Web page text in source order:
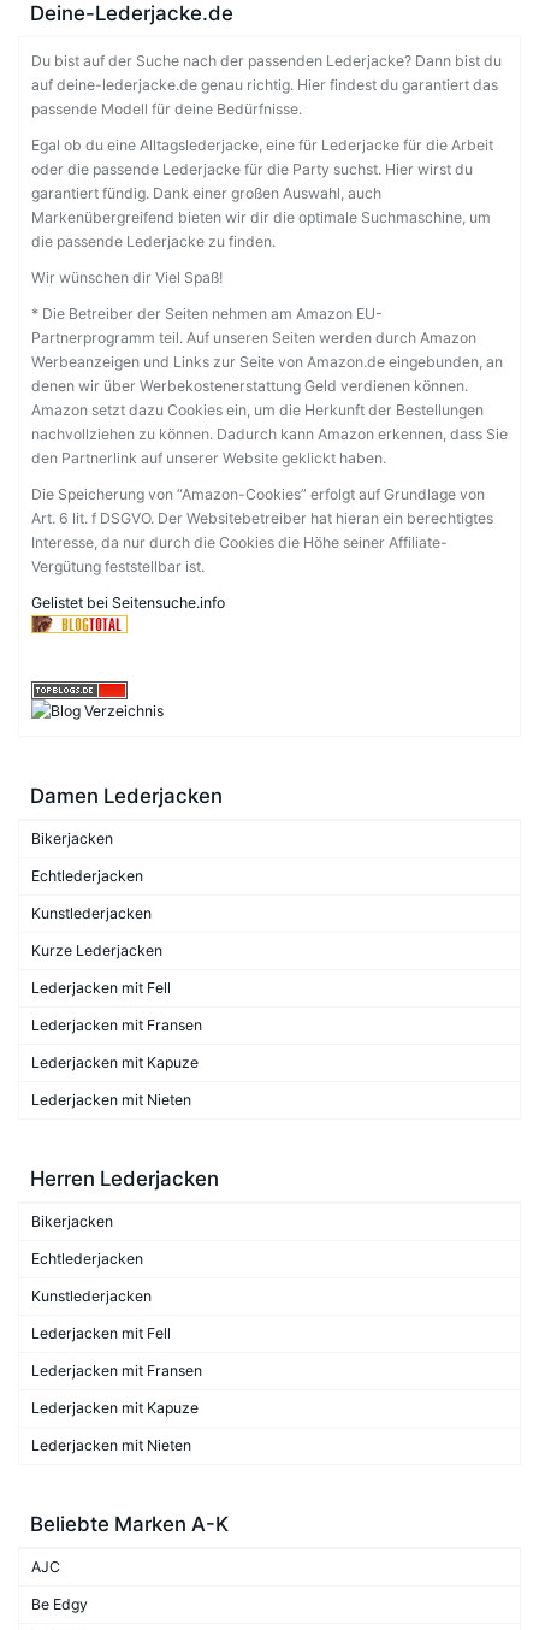
Deine-Lederjacke.de
Du bist auf der Suche nach der passenden Lederjacke? Dann bist du
auf deine-lederjacke.de genau richtig. Hier findest du garantiert das
passende Modell für deine Bedürfnisse.
Egal ob du eine Alltagslederjacke, eine für Lederjacke für die Arbeit
oder die passende Lederjacke für die Party suchst. Hier wirst du
garantiert fündig. Dank einer großen Auswahl, auch
Markenübergreifend bieten wir dir die optimale Suchmaschine, um
die passende Lederjacke zu finden.
Wir wünschen dir Viel Spaß!
* Die Betreiber der Seiten nehmen am Amazon EU-
Partnerprogramm teil. Auf unseren Seiten werden durch Amazon
Werbeanzeigen und Links zur Seite von Amazon.de eingebunden, an
denen wir über Werbekostenerstattung Geld verdienen können.
Amazon setzt dazu Cookies ein, um die Herkunft der Bestellungen
nachvollziehen zu können. Dadurch kann Amazon erkennen, dass Sie
den Partnerlink auf unserer Website geklickt haben.
Die Speicherung von “Amazon-Cookies” erfolgt auf Grundlage von
Art. 6 lit. f DSGVO. Der Websitebetreiber hat hieran ein berechtigtes
Interesse, da nur durch die Cookies die Höhe seiner Affiliate-
Vergütung feststellbar ist.
Gelistet bei Seitensuche.info
Damen Lederjacken
Bikerjacken
Echtlederjacken
Kunstlederjacken
Kurze Lederjacken
Lederjacken mit Fell
Lederjacken mit Fransen
Lederjacken mit Kapuze
Lederjacken mit Nieten
Herren Lederjacken
Bikerjacken
Echtlederjacken
Kunstlederjacken
Lederjacken mit Fell
Lederjacken mit Fransen
Lederjacken mit Kapuze
Lederjacken mit Nieten
Beliebte Marken A-K
AJC
Be Edgy